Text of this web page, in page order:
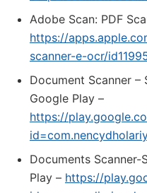
‎Adobe Scan: PDF
https://
scanner-e-ocr/
Document Scanner –
Google Play –
https://
Documents
Play – https://